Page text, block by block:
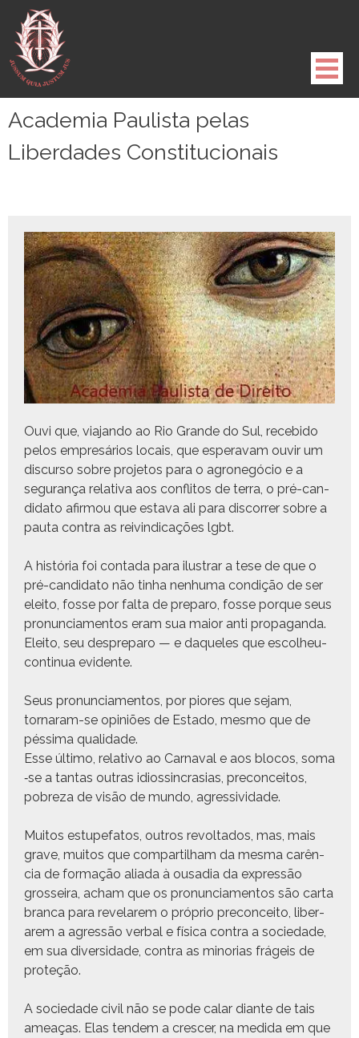
para
conteúdo
Academia Paulista pelas
Liberdades Constitucionais
Ouvi que, via­jan­do ao Rio Grande do Sul, rece­bido
pelos empresários locais, que esper­avam ouvir um
dis­cur­so sobre pro­je­tos para o agronegó­cio e a
segu­rança rel­a­ti­va aos con­fli­tos de ter­ra, o pré-can­
dida­to afir­mou que esta­va ali para dis­cor­rer sobre a
pau­ta con­tra as reivin­di­cações lgbt.
A história foi con­ta­da para ilus­trar a tese de que o
pré-can­dida­to não tin­ha nen­hu­ma condição de ser
eleito, fos­se por fal­ta de preparo, fos­se porque seus
pro­nun­ci­a­men­tos eram sua maior anti propaganda.
Eleito, seu despreparo — e daque­les que escol­heu-
con­tin­ua evidente.
Seus pro­nun­ci­a­men­tos, por piores que sejam,
tornaram-se opiniões de Esta­do, mes­mo que de
pés­si­ma qualidade.
Esse últi­mo, rel­a­ti­vo ao Car­naval e aos blo­cos, soma
‑se a tan­tas out­ras idioss­in­crasias, pre­con­ceitos,
pobreza de visão de mun­do, agressividade.
Muitos estu­pefatos, out­ros revolta­dos, mas, mais
grave, muitos que com­par­til­ham da mes­ma carên­
cia de for­mação ali­a­da à ousa­dia da expressão
gros­seira, acham que os pro­nun­ci­a­men­tos são car­ta
bran­ca para rev­e­larem o próprio pre­con­ceito, lib­er­
arem a agressão ver­bal e físi­ca con­tra a sociedade,
em sua diver­si­dade, con­tra as mino­rias frágeis de
proteção.
A sociedade civ­il não se pode calar diante de tais
ameaças. Elas ten­dem a crescer, na medi­da em que